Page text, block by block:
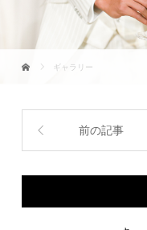
ギャラリー
前の記事